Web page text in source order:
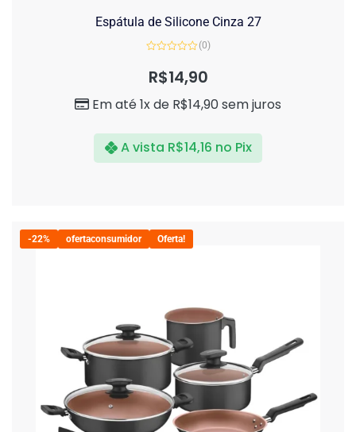
Espátula de Silicone Cinza 27
de
(0)
R$14,90
Em até 1x de R$14,90sem juros
A vista R$14,16 no Pix
-22% ofertaconsumidor Oferta!